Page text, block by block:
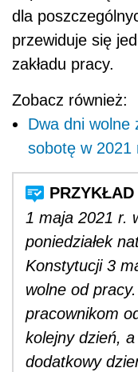
dla
przewiduje się
zakładu pracy.
Zobacz również:
Dwa dni wolne
sobotę w 2021
1 maja 2021 r.
poniedziałek
Konstytucji 3
wolne od
pracownikom
kolejny dzień,
dodatkowy